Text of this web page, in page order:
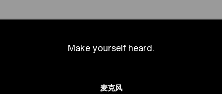
Make yourself heard.
麦克风